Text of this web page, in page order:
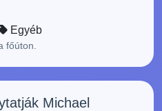
Egyéb
főúton.
Michael